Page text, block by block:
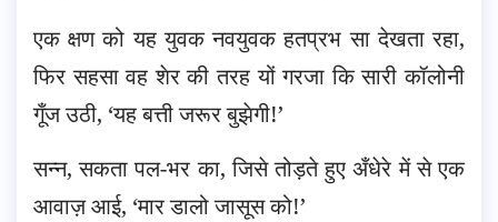
एक क्षण को यह युवक नवयुवक हतप्रभ सा देखता रहा,
फिर सहसा वह शेर की तरह यों गरजा कि सारी कॉलोनी
गूँज उठी, ‘यह बत्ती जरूर बुझेगी!’
सन्न, सकता पल-भर का, जिसे तोड़ते हुए अँधेरे में से एक
आवाज़ आई, ‘मार डालो जासूस को!’